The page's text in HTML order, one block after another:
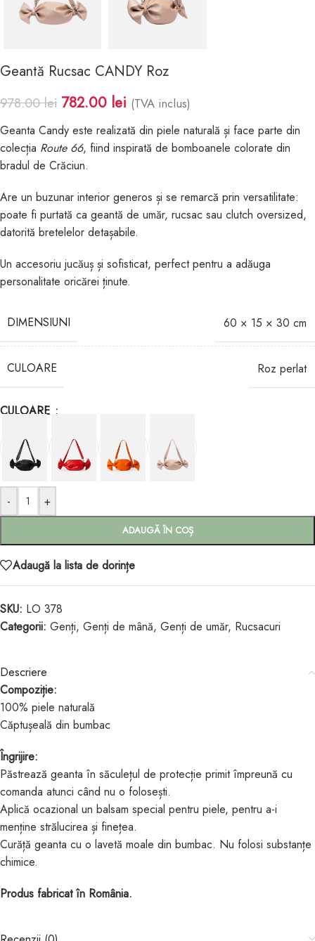
Geantă Rucsac CANDY Roz
978.00lei 782.00 lei (TVA inclus)
Geanta Candy este realizată din piele naturală și face parte din
colecția Route 66, fiind inspirată de bomboanele colorate din
bradul de Crăciun.
Are un buzunar interior generos și se remarcă prin versatilitate:
poate fi purtată ca geantă de umăr, rucsac sau clutch oversized,
datorită bretelelor detașabile.
Un accesoriu jucăuș și sofisticat, perfect pentru a adăuga
personalitate oricărei ținute.
DIMENSIUNI 60 × 15 × 30 cm
CULOARE Roz perlat
CULOARE
- +
ADAUGĂ ÎN COȘ
Adaugă la lista de dorințe
SKU: LO 378
Categorii: Genți, Genți de mână, Genți de umăr, Rucsacuri
Descriere
Compoziție:
100% piele naturală
Căptușeală din bumbac
Îngrijire:
Păstrează geanta în săculețul de protecție primit împreună cu
comanda atunci când nu o folosești.
Aplică ocazional un balsam special pentru piele, pentru a-i
menține strălucirea și finețea.
Curăță geanta cu o lavetă moale din bumbac. Nu folosi substanțe
chimice.
Produs fabricat în România.